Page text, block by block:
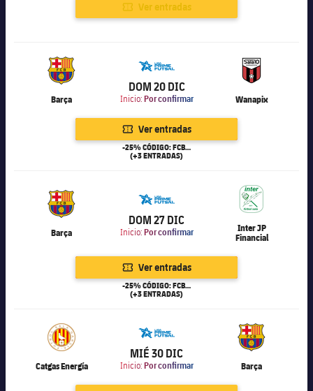
Ver entradas
Barça
6.000
DOM 20 DIC
Inicio: Por confirmar Wanapix
Ver entradas
-25% CÓDIGO: FCB25
(+3 ENTRADAS)
Barça
6.000
DOM 27 DIC
Inicio: Por confirmar
Inter JP
Financial
Ver entradas
-25% CÓDIGO: FCB25
(+3 ENTRADAS)
Catgas Energía
6.000
MIÉ 30 DIC
Inicio: Por confirmar Barça